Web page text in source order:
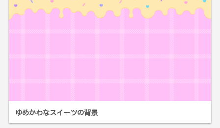
ゆめかわなスイーツの背景